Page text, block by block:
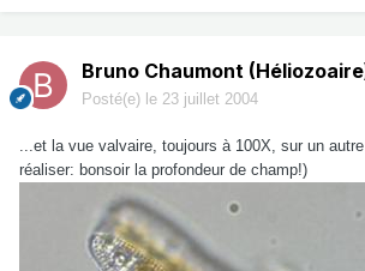
Bruno Chaumont
Posté(e) le 23 juillet 2004
...et la vue valvaire, toujours à 100X, sur un
réaliser: bonsoir la profondeur de champ!)